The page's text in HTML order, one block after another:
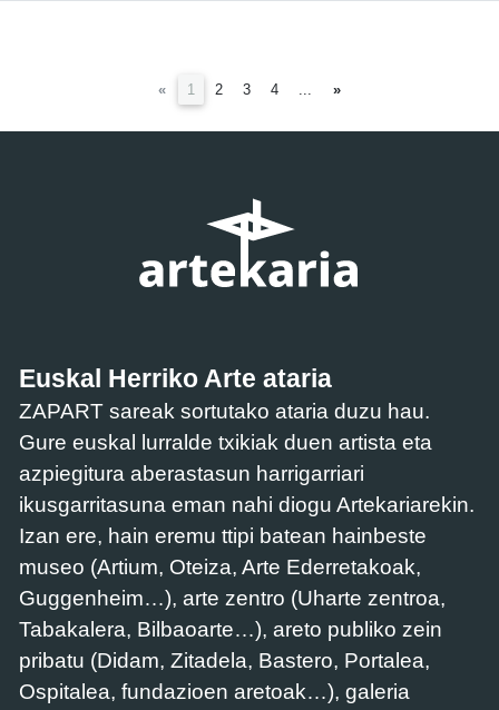
« 1 (current)
2 3 4 »
Euskal Herriko Arte ataria
ZAPART sareak sortutako ataria duzu hau.
Gure euskal lurralde txikiak duen artista eta
azpiegitura aberastasun harrigarriari
ikusgarritasuna eman nahi diogu Artekariarekin.
Izan ere, hain eremu ttipi batean hainbeste
museo (Artium, Oteiza, Arte Ederretakoak,
Guggenheim…), arte zentro (Uharte zentroa,
Tabakalera, Bilbaoarte…), areto publiko zein
pribatu (Didam, Zitadela, Bastero, Portalea,
Ospitalea, fundazioen aretoak…), galeria